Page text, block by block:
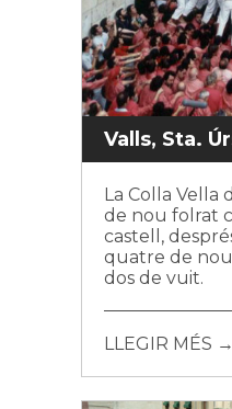
Valls, Sta.
La Colla Vella
de nou folrat
castell,
quatre de
dos de vuit.
LLEGIR MÉS →